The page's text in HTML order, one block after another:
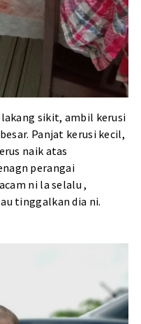
sikit, ambil kerusi
Panjat kerusi kecil,
naik atas
perangai
ni la selalu ,
tinggalkan dia ni.